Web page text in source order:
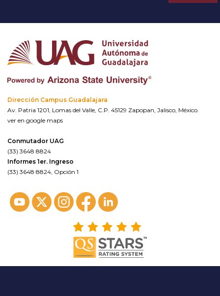
Dirección Campus Guadalajara
Av. Patria 1201, Lomas del Valle, C.P. 45129 Zapopan, Jalisco, México.
ver en google maps
Conmutador UAG
(33) 3648 8824
Informes 1er. Ingreso
(33) 3648 8824, Opción 1